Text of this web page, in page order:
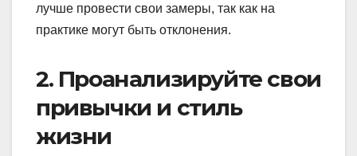
лучше провести свои замеры, так как на
практике могут быть отклонения.
2. Проанализируйте свои
привычки и стиль
жизни